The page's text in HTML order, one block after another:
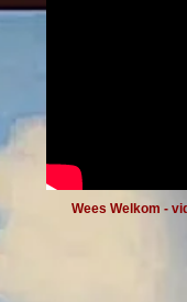
Wees Welkom -